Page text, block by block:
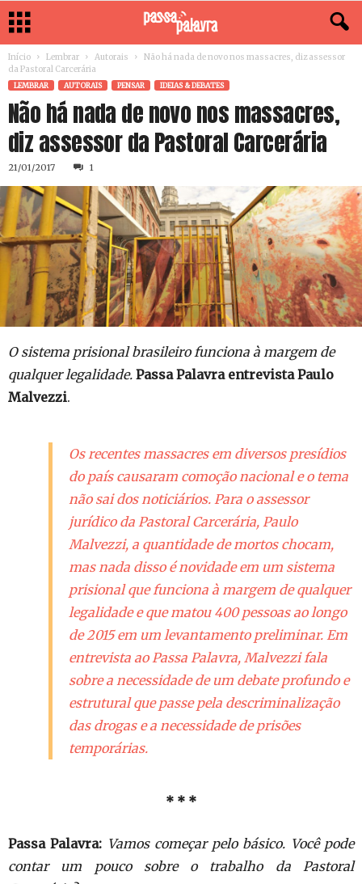
Início Lembrar Autorais
Não há nada de novo nos massacres, diz assessor
da Pastoral Carcerária
LEMBRAR AUTORAIS PENSAR IDEIAS & DEBATES
Não há nada de novo nos massacres,
diz assessor da Pastoral Carcerária
21/01/2017 1
O sistema prisional brasileiro funciona à margem de
qualquer legalidade. Passa Palavra entrevista Paulo
Malvezzi.
Os recentes massacres em diversos presídios
do país causaram comoção nacional e o tema
não sai dos noticiários. Para o assessor
jurídico da Pastoral Carcerária, Paulo
Malvezzi, a quantidade de mortos chocam,
mas nada disso é novidade em um sistema
prisional que funciona à margem de qualquer
legalidade e que matou 400 pessoas ao longo
de 2015 em um levantamento preliminar. Em
entrevista ao Passa Palavra, Malvezzi fala
sobre a necessidade de um debate profundo e
estrutural que passe pela descriminalização
das drogas e a necessidade de prisões
temporárias.
* * *
Passa Palavra: Vamos começar pelo básico. Você pode
contar um pouco sobre o trabalho da Pastoral